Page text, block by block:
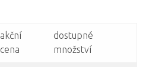
akční
cena
dostupné
množství